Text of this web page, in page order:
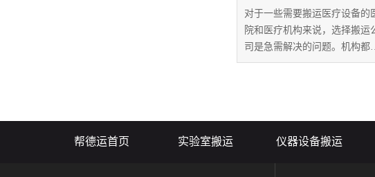
对于一些需要搬运医疗设备的
院和医疗机构来说，选择搬运
司是急需解决的问题。机构都希
望能够找到一家具有丰富经验
帮德运首页 实验室搬运 仪器设备搬运